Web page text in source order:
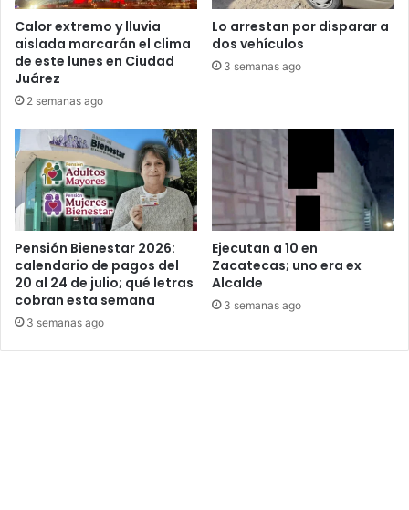
Calor extremo y lluvia
aislada marcarán el clima
de este lunes en Ciudad
Juárez
2 semanas ago
Lo arrestan por disparar a
dos vehículos
3 semanas ago
Pensión Bienestar 2026:
calendario de pagos del
20 al 24 de julio; qué letras
cobran esta semana
3 semanas ago
Ejecutan a 10 en
Zacatecas; uno era ex
Alcalde
3 semanas ago